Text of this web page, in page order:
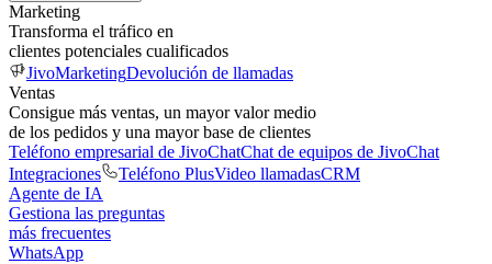
Marketing
Transforma el tráfico en
clientes potenciales cualificados
JivoMarketingDevolución de llamadas
Ventas
Consigue más ventas, un mayor valor medio
de los pedidos y una mayor base de clientes
Teléfono empresarial de JivoChatChat de equipos de JivoChat
Integraciones
Teléfono PlusVideo llamadasCRM
Agente de IA
Gestiona las preguntas
más frecuentes
WhatsApp